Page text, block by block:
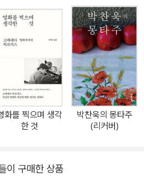
의 HBO 드라마 준비에 한창이다. 더불
으로 선보인 〈너의 표정〉(국제갤러리
을 중심으로 이야기를 풀어냈던 영화작
제된, 감독이 직접 발견한 세계 곳곳의
들을 선보였다. ‘무생물’ 같은 시각적 대
자신에게 가져다주는 감정을 깊게 들여
듯 화려한 이력 덕에 작업 초반부터 탄탄
그에게도 물론 곡절의 시기가 존재했
작은 기대만큼의 반응을 일으키지 못
다고 밝힌 그는, 알고 보면 영화감독으
화를 찍으며 생각
한 것
박찬욱의 몽타주
(리커버)
이 구매한 상품